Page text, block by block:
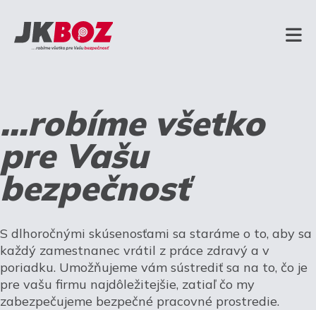
...robíme všetko
pre Vašu
bezpečnosť
S dlhoročnými skúsenosťami sa staráme o to, aby sa
každý zamestnanec vrátil z práce zdravý a v
poriadku. Umožňujeme vám sústrediť sa na to, čo je
pre vašu firmu najdôležitejšie, zatiaľ čo my
zabezpečujeme bezpečné pracovné prostredie.